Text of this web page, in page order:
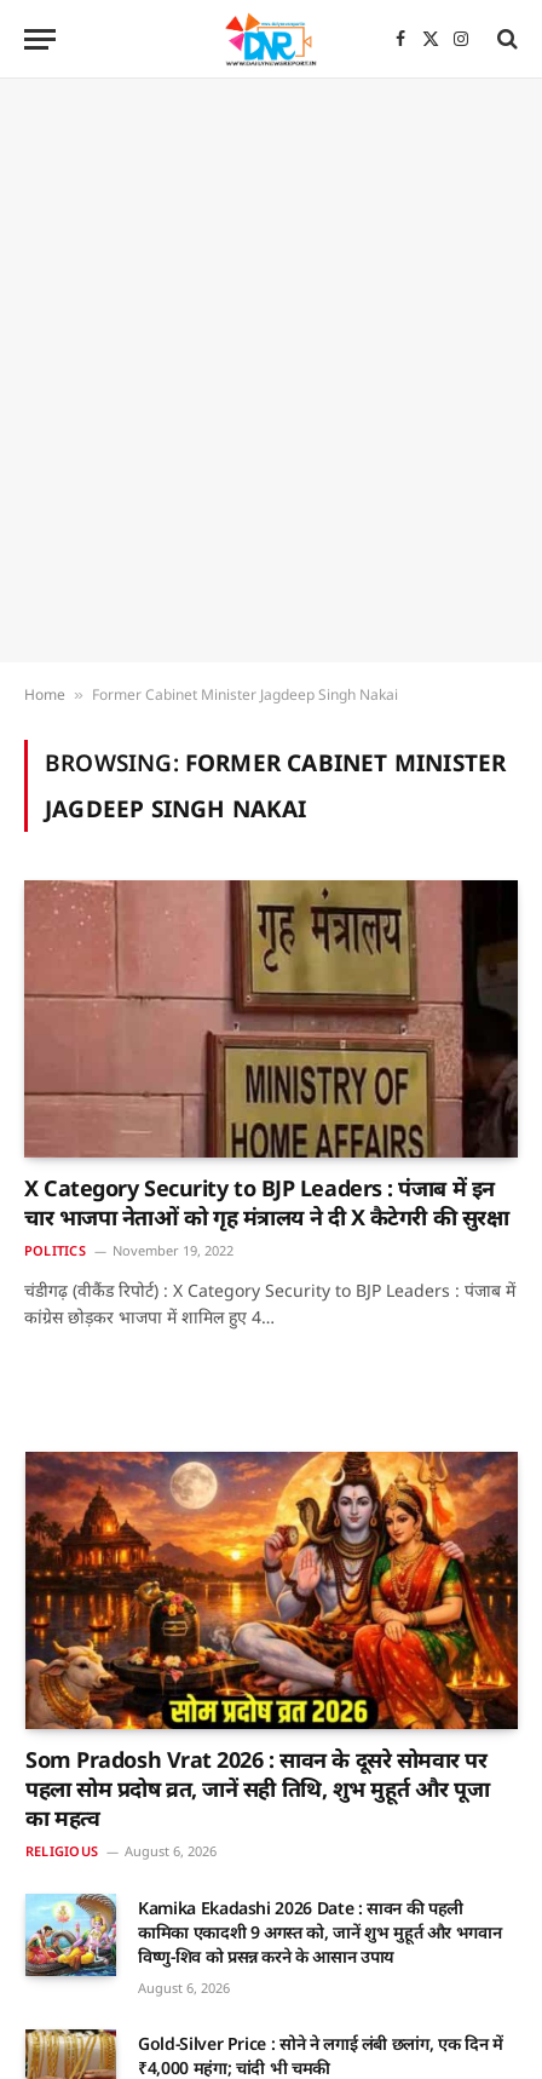
Facebook
X
Home » Former Cabinet Minister Jagdeep Singh Nakai
BROWSING: FORMER CABINET MINISTER
JAGDEEP SINGH NAKAI
X Category Security to BJP Leaders : पंजाब में इन
चार भाजपा नेताओं को गृह मंत्रालय ने दी X कैटेगरी की सुरक्षा
POLITICS November 19, 2022
चंडीगढ़ (वीकैंड रिपोर्ट) : X Category Security to BJP Leaders : पंजाब में
कांग्रेस छोड़कर भाजपा में शामिल हुए 4…
Som Pradosh Vrat 2026 : सावन के दूसरे सोमवार पर
पहला सोम प्रदोष व्रत, जानें सही तिथि, शुभ मुहूर्त और पूजा
का महत्व
RELIGIOUS August 6, 2026
Kamika Ekadashi 2026 Date : सावन की पहली
कामिका एकादशी 9 अगस्त को, जानें शुभ मुहूर्त और भगवान
विष्णु-शिव को प्रसन्न करने के आसान उपाय
August 6, 2026
Gold-Silver Price : सोने ने लगाई लंबी छलांग, एक दिन में
₹4,000 महंगा; चांदी भी चमकी